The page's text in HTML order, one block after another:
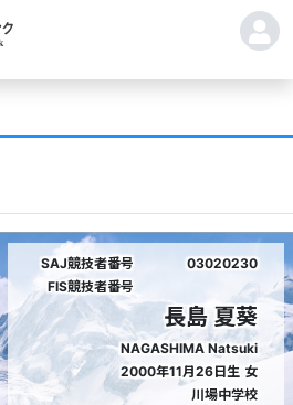
SAJ競技者番号
03020230
FIS競技者番号
長島 夏葵
NAGASHIMA Natsuki
2000年11月26日生 女
川場中学校